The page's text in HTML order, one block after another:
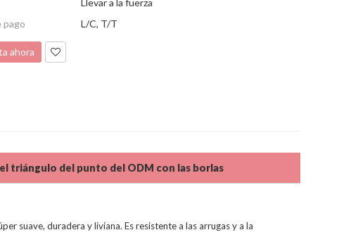
Llevar a la fuerza
pago
L/C, T/T
ahora
triángulo del punto del ODM con las borlas
suave, duradera y liviana. Es resistente a las arrugas y a la